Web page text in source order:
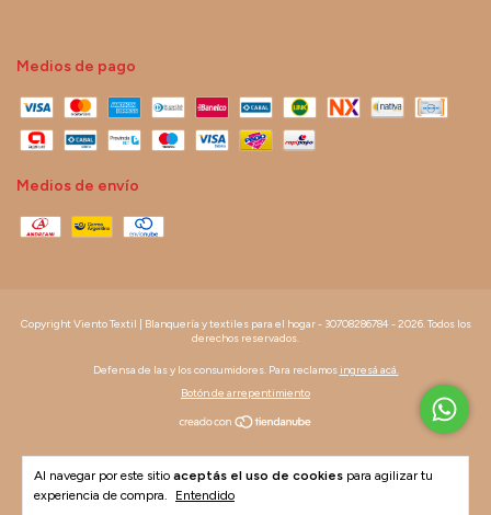
Al navegar por este sitio aceptás el uso de cookies para agilizar tu
experiencia de compra.
Entendido
Medios de pago
Medios de envío
Copyright Viento Textil | Blanquería y textiles para el hogar - 30708286784 - 2026. Todos los
derechos reservados.
Defensa de las y los consumidores. Para reclamos ingresá acá.
Botón de arrepentimiento